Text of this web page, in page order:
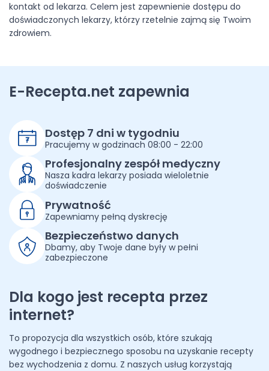
kontakt od lekarza. Celem jest zapewnienie dostępu do
doświadczonych lekarzy, którzy rzetelnie zajmą się Twoim
zdrowiem.
E-Recepta.net zapewnia
Dostęp 7 dni w tygodniu
Pracujemy w godzinach 08:00 - 22:00
Profesjonalny zespół medyczny
Nasza kadra lekarzy posiada wieloletnie
doświadczenie
Prywatność
Zapewniamy pełną dyskrecję
Bezpieczeństwo danych
Dbamy, aby Twoje dane były w pełni
zabezpieczone
Dla kogo jest recepta przez
internet?
To propozycja dla wszystkich osób, które szukają
wygodnego i bezpiecznego sposobu na uzyskanie recepty
bez wychodzenia z domu. Z naszych usług korzystają